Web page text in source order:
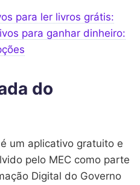
para ler livros grátis:
para ganhar dinheiro:
do
um aplicativo gratuito e
pelo MEC como parte
Digital do Governo